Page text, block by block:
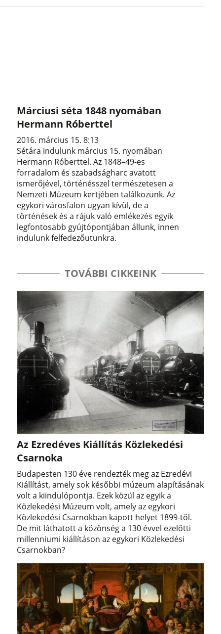
Márciusi séta 1848 nyomában
Hermann Róberttel
2016. március 15. 8:13
Sétára indulunk március 15. nyomában
Hermann Róberttel. Az 1848–49-es
forradalom és szabadságharc avatott
ismerőjével, történésszel természetesen a
Nemzeti Múzeum kertjében találkozunk. Az
egykori városfalon ugyan kívül, de a
történések és a rájuk való emlékezés egyik
legfontosabb gyújtópontjában állunk, innen
indulunk felfedezőutunkra.
TOVÁBBI CIKKEINK
Az Ezredéves Kiállítás Közlekedési
Csarnoka
Budapesten 130 éve rendezték meg az Ezredévi
Kiállítást, amely sok későbbi múzeum alapításának
volt a kiindulópontja. Ezek közül az egyik a
Közlekedési Múzeum volt, amely az egykori
Közlekedési Csarnokban kapott helyet 1899-től.
De mit láthatott a közönség a 130 évvel ezelőtti
millenniumi kiállításon az egykori Közlekedési
Csarnokban?